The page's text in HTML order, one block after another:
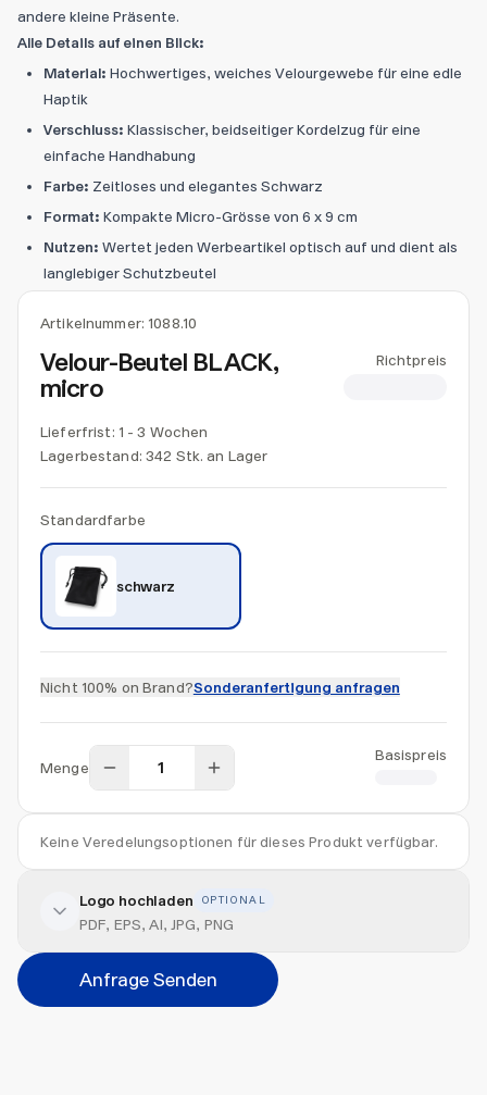
Artikelnummer: 1088.10
Velour-Beutel BLACK,
micro
Richtpreis
Lieferfrist: 1 - 3 Wochen
Lagerbestand: 342 Stk. an Lager
Standardfarbe
schwarz
Nicht 100% on Brand?Sonderanfertigung anfragen
Menge
Basispreis
Keine Veredelungsoptionen für dieses Produkt verfügbar.
Logo hochladen OPTIONAL
PDF, EPS, AI, JPG, PNG
Anfrage Senden
andere kleine Präsente.
Alle Details auf einen Blick:
Material: Hochwertiges, weiches Velourgewebe für eine edle
Haptik
Verschluss: Klassischer, beidseitiger Kordelzug für eine
einfache Handhabung
Farbe: Zeitloses und elegantes Schwarz
Format: Kompakte Micro-Grösse von 6 x 9 cm
Nutzen: Wertet jeden Werbeartikel optisch auf und dient als
langlebiger Schutzbeutel